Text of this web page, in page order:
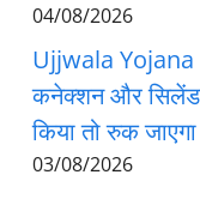
04/08/2026
Ujjwala Yojana
कनेक्शन और
किया तो रुक
03/08/2026